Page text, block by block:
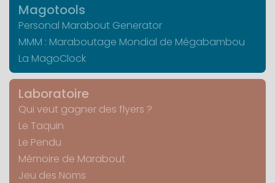
Magotools
Personal Marabout Generator
MMM : Maraboutage Mondial de Mégabambou
La MagoClock
Laboratoire
Qui veut gagner des flyers ?
Le Taquin
Le Pendu
Mémoire de Marabout
Jeu des Noms